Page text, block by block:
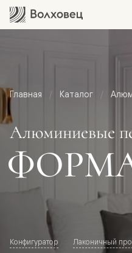
Главная Каталог
Алюминиевые
Конфигуратор Лаконичный